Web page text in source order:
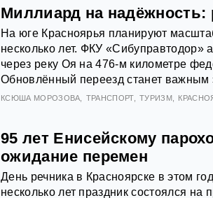
Миллиард на надёжность:
На юге Красноярья планируют
несколько лет. ФКУ «Сибуправтодор»
через реку Оя на 476-м километре
Обновлённый переезд станет важным
КСЮША МОРОЗОВА ТРАНСПОРТ ТУРИЗМ
95 лет Енисейскому
ожидание перемен
День речника в Красноярске в этом
несколько лет праздник состоялся